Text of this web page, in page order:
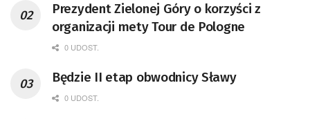
Prezydent Zielonej Góry o korzyści z
organizacji mety Tour de Pologne
0 UDOST.
Będzie II etap obwodnicy Sławy
0 UDOST.